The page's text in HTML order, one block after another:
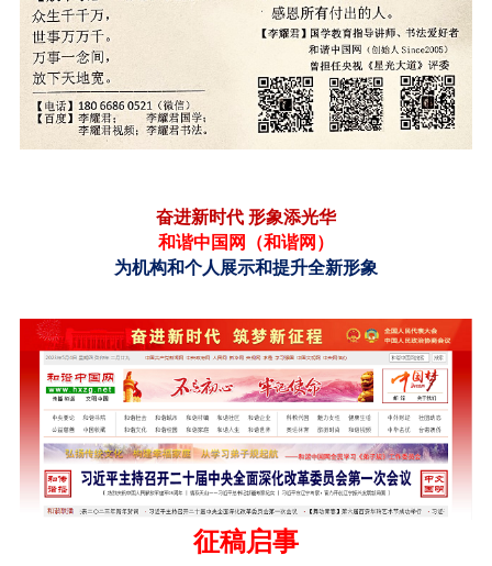
奋进新时代 形象添光华
和谐中国网（和谐网 ）
为机构和个人展示和提升全新形象
征稿启事